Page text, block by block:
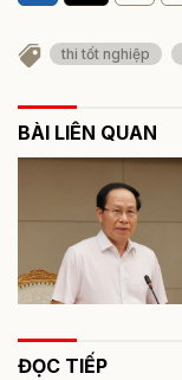
thi tốt nghiệp
BÀI LIÊN QUAN
ĐỌC TIẾP